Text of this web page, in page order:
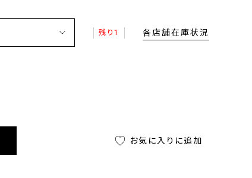
残り1 各店舗在庫状況
お気に入りに追加